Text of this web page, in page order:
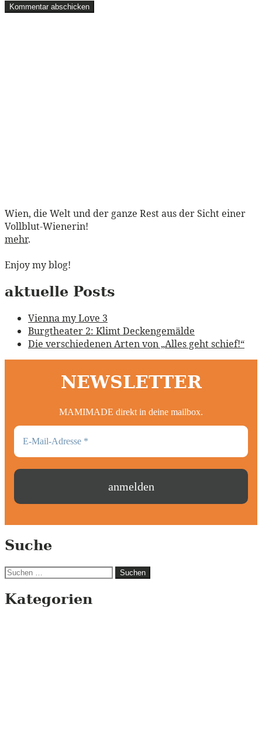
Wien, die Welt und der ganze Rest aus der Sicht einer
Vollblut-Wienerin!
mehr.
Enjoy my blog!
aktuelle Posts
Vienna my Love 3
Burgtheater 2: Klimt Deckengemälde
Die verschiedenen Arten von „Alles geht schief!“
NEWSLETTER
MAMIMADE direkt in deine mailbox.
Suche
Suchen
Kategorien